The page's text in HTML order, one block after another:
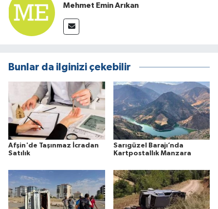
Mehmet Emin Arıkan
Bunlar da ilginizi çekebilir
Afşin'de Taşınmaz İcradan
Satılık
Sarıgüzel Barajı’nda
Kartpostallık Manzara